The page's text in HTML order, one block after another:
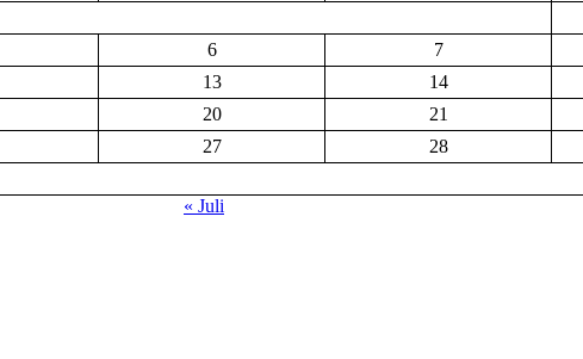
6 7
13 14
20 21
27 28
« Juli